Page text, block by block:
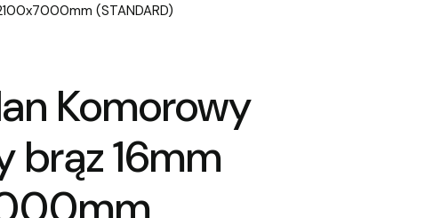
(STANDARD)
Komorowy
brąz 16mm